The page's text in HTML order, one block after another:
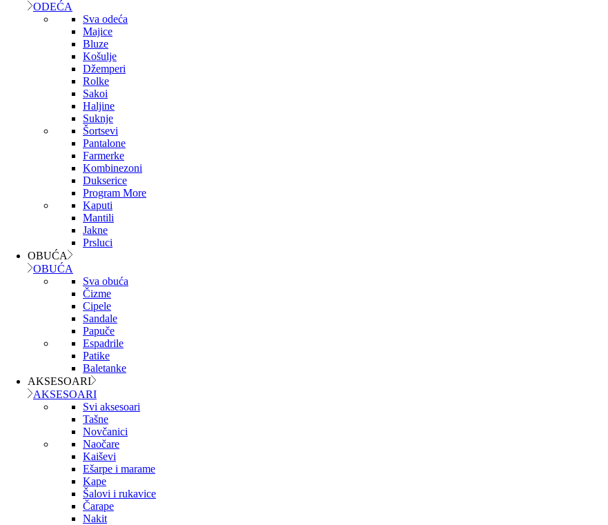
ODEĆA
Sva odeća
Majice
Bluze
Košulje
Džemperi
Rolke
Sakoi
Haljine
Suknje
Šortsevi
Pantalone
Farmerke
Kombinezoni
Dukserice
Program More
Kaputi
Mantili
Jakne
Prsluci
OBUĆA
OBUĆA
Sva obuća
Čizme
Cipele
Sandale
Papuče
Espadrile
Patike
Baletanke
AKSESOARI
AKSESOARI
Svi aksesoari
Tašne
Novčanici
Naočare
Kaiševi
Ešarpe i marame
Kape
Šalovi i rukavice
Čarape
Nakit